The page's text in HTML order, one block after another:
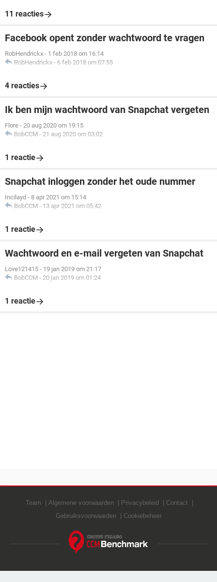
11 reacties
Facebook opent zonder wachtwoord te vragen
RobHendrickx - 1 feb 2018 om 16:14
RobHendrickx - 6 feb 2018 om 07:55
4 reacties
Ik ben mijn wachtwoord van Snapchat vergeten
Flore - 20 aug 2020 om 19:15
BobCCM - 21 aug 2020 om 03:02
1 reactie
Snapchat inloggen zonder het oude nummer
Incilayd - 8 apr 2021 om 15:14
BobCCM - 13 apr 2021 om 05:42
1 reactie
Wachtwoord en e-mail vergeten van Snapchat
Love121415 - 19 jan 2019 om 21:17
BobCCM - 20 jan 2019 om 01:24
1 reactie
Team Algemene voorwaarden Privacybeleid
Contact
Gebruiksvoorwaarden
Cookiebeheer